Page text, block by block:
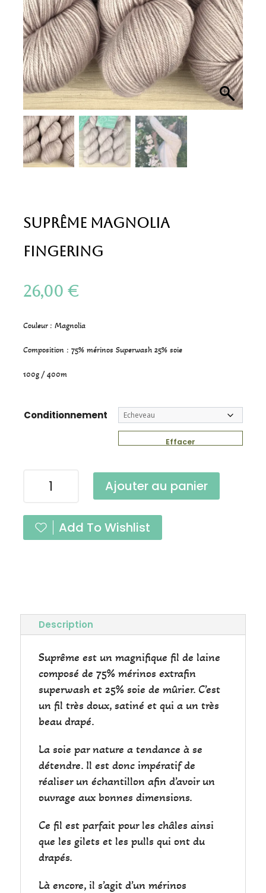
Suprême Magnolia
Fingering
26,00 €
Couleur : Magnolia
Composition : 75% mérinos Superwash 25% soie
100g / 400m
Conditionnement
Effacer
Magnolia
Fingering
Ajouter au panier
Add To Wishlist
Description
Suprême est un magnifique fil de laine
composé de 75% mérinos extrafin
superwash et 25% soie de mûrier. C’est
un fil très doux, satiné et qui a un très
beau drapé.
La soie par nature a tendance à se
détendre. Il est donc impératif de
réaliser un échantillon afin d’avoir un
ouvrage aux bonnes dimensions.
Ce fil est parfait pour les châles ainsi
que les gilets et les pulls qui ont du
drapés.
Là encore, il s’agit d’un mérinos